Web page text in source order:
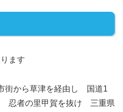
ます
から草津を経由し 国道1
忍者の里甲賀を抜け 三重県